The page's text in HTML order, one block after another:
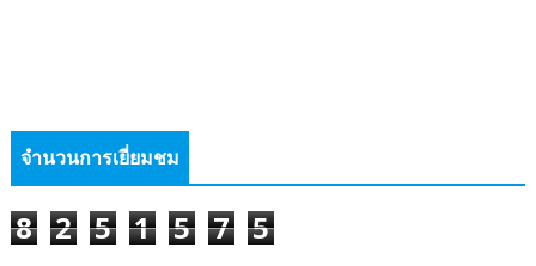
จำนวนการเยี่ยมชม
8 2 5 1 5 7 5